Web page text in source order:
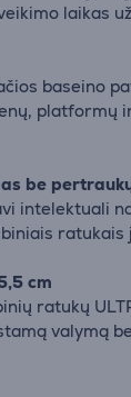
laikas
baseino
platformų
be
intelektuali
cm
ratukų
valymą